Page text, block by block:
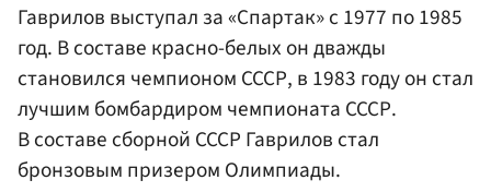
Гаврилов выступал за «Спартак» с 1977 по 1985
год. В составе красно-белых он дважды
становился чемпионом СССР, в 1983 году он стал
лучшим бомбардиром чемпионата СССР.
В составе сборной СССР Гаврилов стал
бронзовым призером Олимпиады.